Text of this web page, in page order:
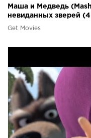
Маша и Медведь
невиданных зверей
Get Movies